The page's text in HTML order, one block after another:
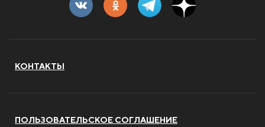
КОНТАКТЫ
ПОЛЬЗОВАТЕЛЬСКОЕ СОГЛАШЕНИЕ